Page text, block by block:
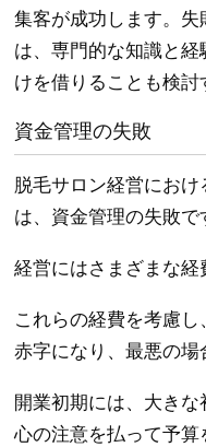
集客が成功します。
は、専門的な知識と
けを借りることも検討
資金管理の失敗
脱毛サロン経営にお
は、資金管理の失敗で
経営にはさまざまな経
これらの経費を考慮
赤字になり、最悪の場
開業初期には、大き
心の注意を払って予算